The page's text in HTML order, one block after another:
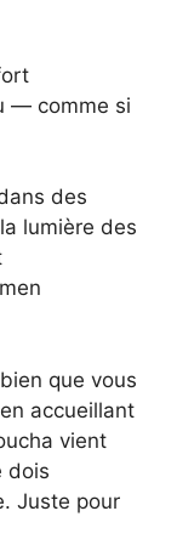
— comme si
des
lumière des
que vous
accueillant
vient
dois
Juste pour